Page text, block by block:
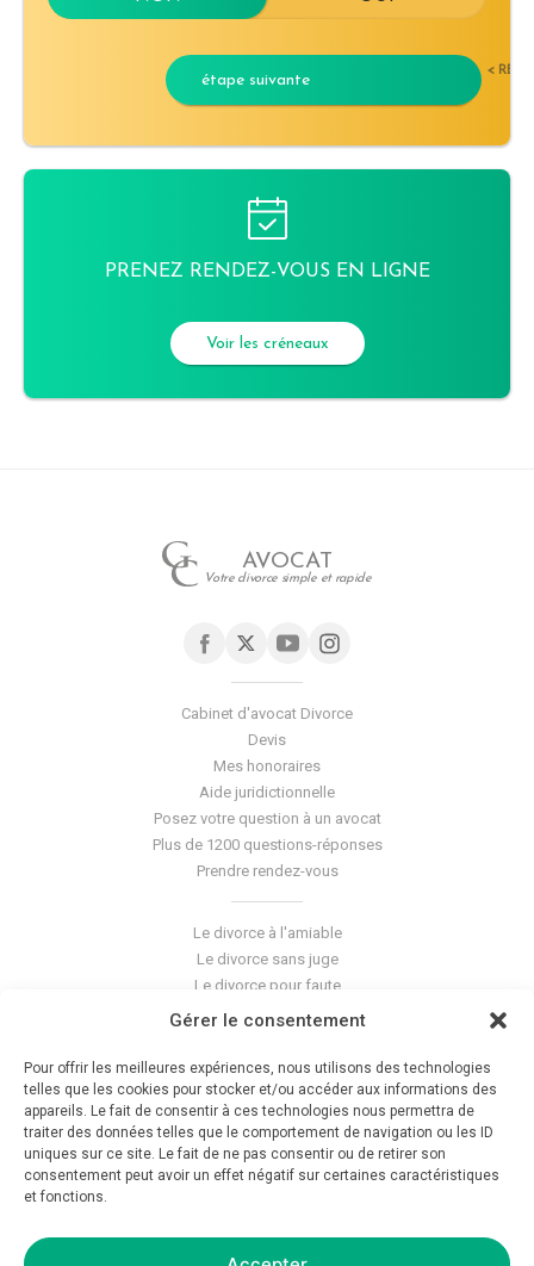
Gérer le consentement
Pour offrir les meilleures expériences, nous utilisons des technologies
telles que les cookies pour stocker et/ou accéder aux informations des
appareils. Le fait de consentir à ces technologies nous permettra de
traiter des données telles que le comportement de navigation ou les ID
uniques sur ce site. Le fait de ne pas consentir ou de retirer son
consentement peut avoir un effet négatif sur certaines caractéristiques
et fonctions.
étape suivante <
PRENEZ RENDEZ-VOUS EN LIGNE
Voir les créneaux
AVOCAT
Votre divorce simple et rapide
Cabinet d'avocat Divorce
Devis
Mes honoraires
Aide juridictionnelle
Posez votre question à un avocat
Plus de 1200 questions-réponses
Prendre rendez-vous
Le divorce à l'amiable
Le divorce sans juge
Le divorce pour faute
Le divorce accepté
La séparation de corps
Les violences conjugales
Le blog du cabinet
Glossaire
Déontologie